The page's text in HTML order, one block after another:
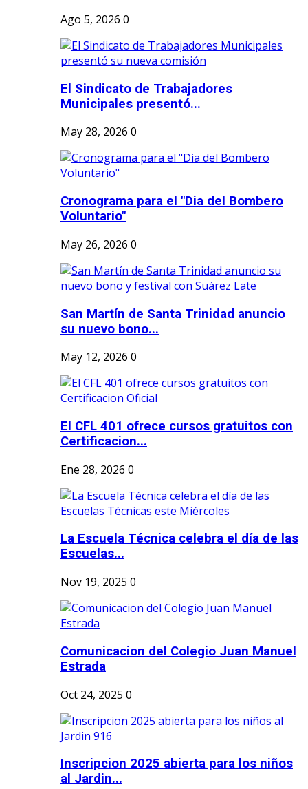
Ago 5, 2026 0
El Sindicato de Trabajadores
Municipales presentó...
May 28, 2026 0
Cronograma para el "Dia del Bombero
Voluntario"
May 26, 2026 0
San Martín de Santa Trinidad anuncio
su nuevo bono...
May 12, 2026 0
El CFL 401 ofrece cursos gratuitos con
Certificacion...
Ene 28, 2026 0
La Escuela Técnica celebra el día de las
Escuelas...
Nov 19, 2025 0
Comunicacion del Colegio Juan Manuel
Estrada
Oct 24, 2025 0
Inscripcion 2025 abierta para los niños
al Jardin...